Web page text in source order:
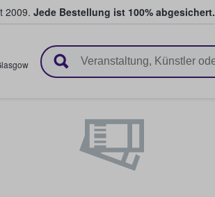
2009. Jede Bestellung ist 100% abgesichert.